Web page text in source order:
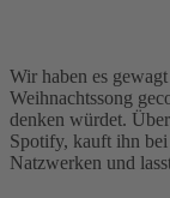
Wir haben es
Weihnachtssong
denken würdet.
Spotify, kauft ihn
Natzwerken und